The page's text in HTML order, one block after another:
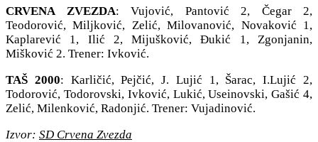
CRVENA ZVEZDA: Vujović, Pantović 2, Čegar 2,
Teodorović, Miljković, Zelić, Milovanović, Novaković 1,
Kaplarević 1, Ilić 2, Mijušković, Đukić 1, Zgonjanin,
Mišković 2. Trener: Ivković.
TAŠ 2000: Karličić, Pejčić, J. Lujić 1, Šarac, I.Lujić 2,
Todorović, Todorovski, Ivković, Lukić, Useinovski, Gašić 4,
Zelić, Milenković, Radonjić. Trener: Vujadinović.
Izvor: SD Crvena Zvezda